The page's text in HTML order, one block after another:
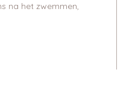
na het zwemmen,